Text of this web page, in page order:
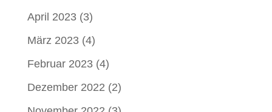
April 2023(3)
März 2023(4)
Februar 2023(4)
Dezember 2022 (2)